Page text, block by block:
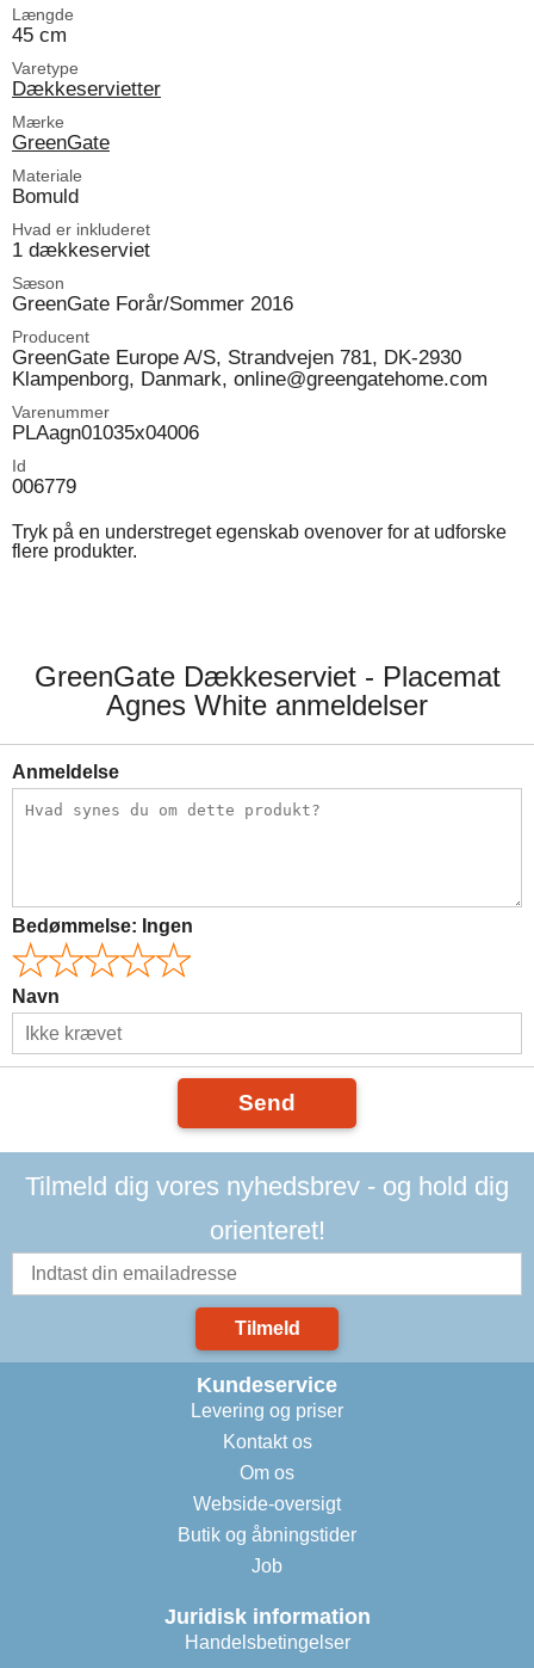
Længde
45 cm
Varetype
Dækkeservietter
Mærke
GreenGate
Materiale
Bomuld
Hvad er inkluderet
1 dækkeserviet
Sæson
GreenGate Forår/Sommer 2016
Producent
GreenGate Europe A/S, Strandvejen 781, DK-2930
Klampenborg, Danmark, online@greengatehome.com
Varenummer
PLAagn01035x04006
Id
006779
Tryk på en understreget egenskab ovenover for at udforske
flere produkter.
GreenGate Dækkeserviet - Placemat
Agnes White anmeldelser
Anmeldelse
Bedømmelse: Ingen
Navn
Send
Tilmeld dig vores nyhedsbrev - og hold dig
orienteret!
Tilmeld
Kundeservice
Levering og priser
Kontakt os
Om os
Webside-oversigt
Butik og åbningstider
Job
Juridisk information
Handelsbetingelser